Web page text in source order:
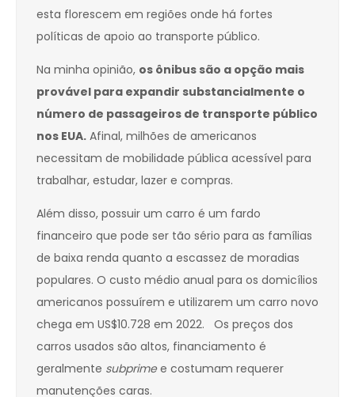
esta florescem em regiões onde há fortes
políticas de apoio ao transporte público.
Na minha opinião, os ônibus são a opção mais
provável para expandir substancialmente o
número de passageiros de transporte público
nos EUA. Afinal, milhões de americanos
necessitam de mobilidade pública acessível para
trabalhar, estudar, lazer e compras.
Além disso, possuir um carro é um fardo
financeiro que pode ser tão sério para as famílias
de baixa renda quanto a escassez de moradias
populares. O custo médio anual para os domicílios
americanos possuírem e utilizarem um carro novo
chega em US$10.728 em 2022. Os preços dos
carros usados são altos, financiamento é
geralmente subprimee costumam requerer
manutenções caras.